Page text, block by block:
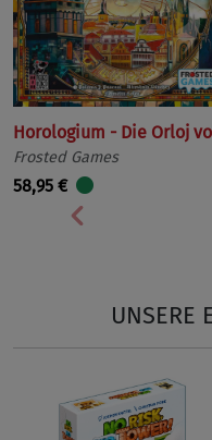
Horologium - Die Orloj
Frosted Games
58,95 €
Vorherige
UNSERE